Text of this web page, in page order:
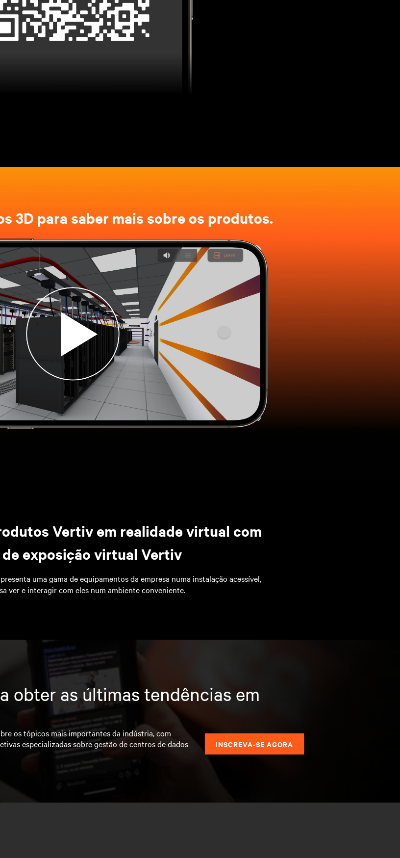
3D para saber mais sobre os produtos.
Vertiv em realidade virtual com
de exposição virtual Vertiv
uma gama de equipamentos da empresa numa instalação acessível,
ver e interagir com eles num ambiente conveniente.
obter as últimas tendências em
os tópicos mais importantes da indústria, com
especializadas sobre gestão de centros de dados
INSCREVA-SE AGORA